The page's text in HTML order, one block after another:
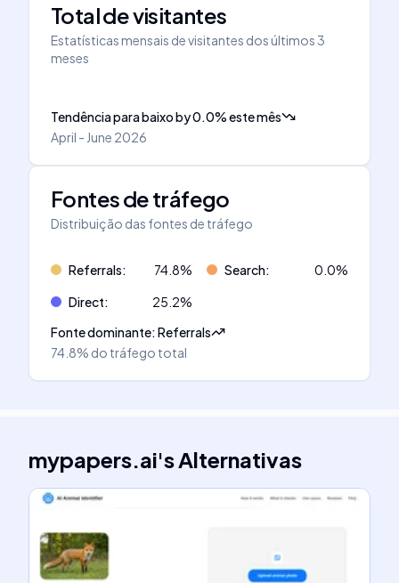
Total de visitantes
Estatísticas mensais de visitantes dos últimos 3
meses
Tendência para baixoby0.0%este mês
April - June 2026
Fontes de tráfego
Distribuição das fontes de tráfego
Referrals: 74.8% Search: 0.0%
Direct: 25.2%
Fonte dominante:Referrals
74.8% do tráfego total
mypapers.ai'sAlternativas